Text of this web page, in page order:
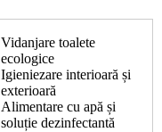
Vidanjare toalete
ecologice
Igieniezare interioară și
exterioară
Alimentare cu apă și
soluție dezinfectantă